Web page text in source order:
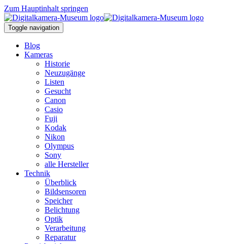
Zum Hauptinhalt springen
Toggle navigation
Blog
Kameras
Historie
Neuzugänge
Listen
Gesucht
Canon
Casio
Fuji
Kodak
Nikon
Olympus
Sony
alle Hersteller
Technik
Überblick
Bildsensoren
Speicher
Belichtung
Optik
Verarbeitung
Reparatur